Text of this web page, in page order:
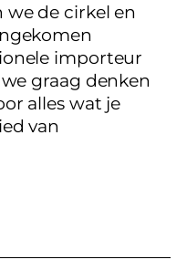
we de cirkel en
importeur
graag denken
alles wat je
van